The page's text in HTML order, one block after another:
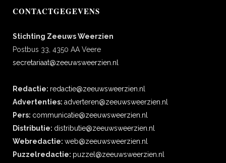
CONTACTGEGEVENS
Stichting Zeeuws Weerzien
Postbus 33, 4350 AA Veere
secretariaat@zeeuwsweerzien.nl
Redactie: redactie@zeeuwsweerzien.nl
Advertenties: adverteren@zeeuwsweerzien.nl
Pers: communicatie@zeeuwsweerzien.nl
Distributie: distributie@zeeuwsweerzien.nl
Webredactie: web@zeeuwsweerzien.nl
Puzzelredactie: puzzel@zeeuwsweerzien.nl